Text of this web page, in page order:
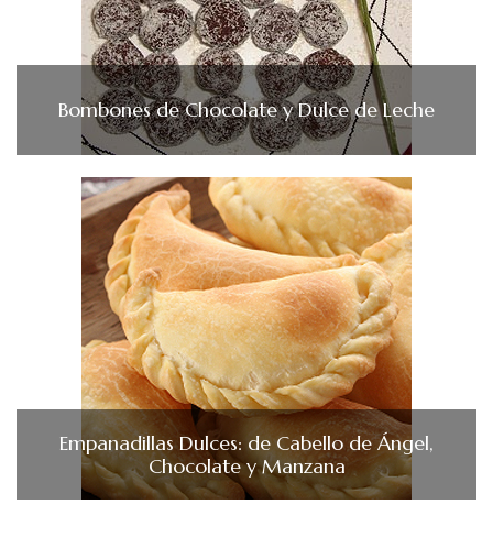
Bombones de Chocolate y Dulce de Leche
Empanadillas Dulces: de Cabello de Ángel,
Chocolate y Manzana